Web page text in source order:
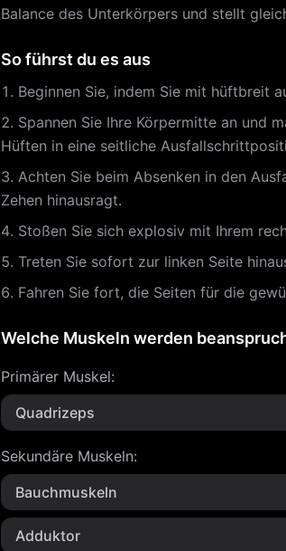
Balance des Unterkörpers und stellt
So führst du es aus
Beginnen Sie, indem Sie mit hüftbreit
Spannen Sie Ihre Körpermitte an und
Hüften in eine seitliche
Achten Sie beim Absenken in den
Zehen hinausragt.
Stoßen Sie sich explosiv mit Ihrem
Treten Sie sofort zur linken Seite
Fahren Sie fort, die Seiten für die
Welche Muskeln werden
Primärer Muskel:
Quadrizeps
Sekundäre Muskeln:
Bauchmuskeln
Adduktor